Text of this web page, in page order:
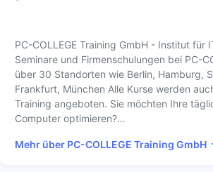
PC-COLLEGE Training GmbH - Institut für
Seminare und Firmenschulungen bei PC-
über 30 Standorten wie Berlin, Hamburg,
Frankfurt, München Alle Kurse werden
Training angeboten. Sie möchten Ihre
Computer optimieren?…
Mehr über PC-COLLEGE Training GmbH